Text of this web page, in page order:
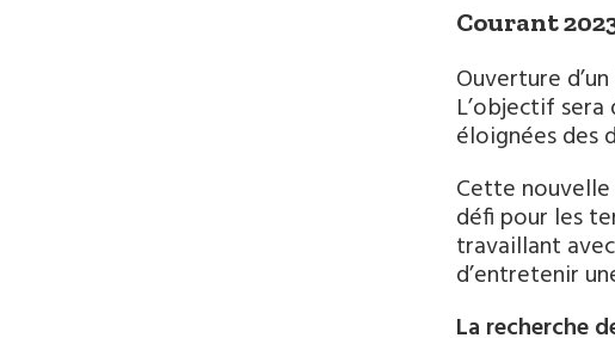
Courant
Ouverture
L’objectif
éloignées des
Cette
défi pour les
travaillant
d’entretenir
La recherche